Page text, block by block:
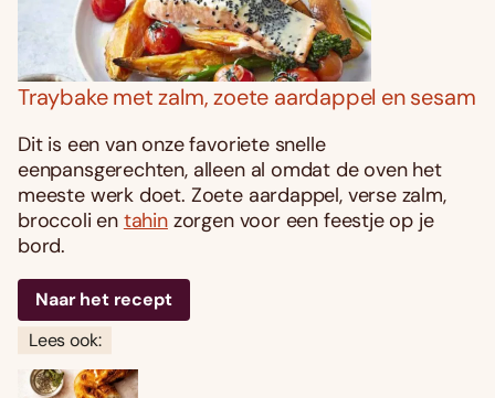
Traybake met zalm, zoete aardappel en sesam
Dit is een van onze favoriete snelle
eenpansgerechten, alleen al omdat de oven het
meeste werk doet. Zoete aardappel, verse zalm,
broccoli en tahinzorgen voor een feestje op je
bord.
Naar het recept
Lees ook: